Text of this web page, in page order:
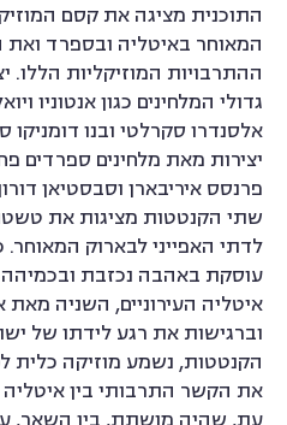
התוכנית מציגה את קסם
המאוחר באיטליה ובספרד ואת
ההתרבויות המוזיקליות הללו.
גדולי המלחינים כגון אנטוניו
אלסנדרו סקרלטי ובנו
יצירות מאת מלחינים ספרדים
פרנסס איריבארן וסבסטיאן
שתי הקנטטות מציגות את
לדתי האפייני לבארוק
עוסקת באהבה נכזבת
איטליה העירוניים, השניה
וברגישות את רגע לידתו של
הקנטטות, נשמע מוזיקה כלית
את הקשר התרבותי בין איטליה